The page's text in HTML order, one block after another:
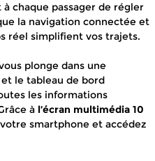
chaque passager de régler
la navigation connectée et
réel simplifient vos trajets.
plonge dans une
le tableau de bord
les informations
à l’écran multimédia 10
smartphone et accédez